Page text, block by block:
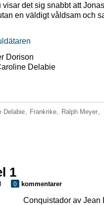
det sig snabbt att
en väldigt våldsam och
Dorison
Delabie
Delabie, Frankrike, Ralph Meyer,
1
0 kommentarer
Conquistador av Jean